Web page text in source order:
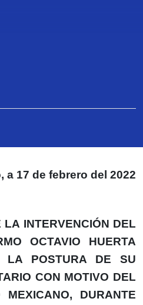
a 17 de febrero del 2022
INTERVENCIÓN DEL
OCTAVIO HUERTA
LA POSTURA DE SU
CON MOTIVO DEL
DURANTE